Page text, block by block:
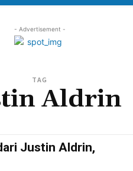
- Advertisement -
TAG
Aldrin
Justin Aldrin,